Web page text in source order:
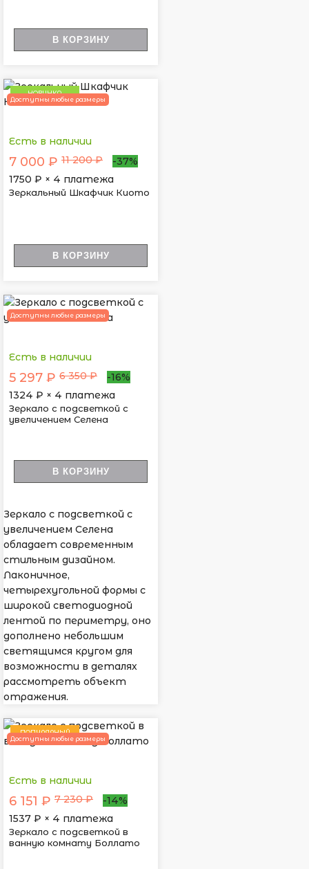
В КОРЗИНУ
НОВИНКА
Доступны любые размеры
Есть в наличии
7 000 ₽ 11 200 ₽
-37%
1750 ₽ × 4 платежа
Зеркальный Шкафчик Киото
В КОРЗИНУ
Доступны любые размеры
Есть в наличии
5 297 ₽ 6 350 ₽
-16%
1324 ₽ × 4 платежа
Зеркало с подсветкой с
увеличением Селена
В КОРЗИНУ
Зеркало с подсветкой с
увеличением Селена
обладает современным
стильным дизайном.
Лаконичное,
четырехугольной формы с
широкой светодиодной
лентой по периметру, оно
дополнено небольшим
светящимся кругом для
возможности в деталях
рассмотреть объект
отражения.
ПОПУЛЯРНЫЙ
Доступны любые размеры
Есть в наличии
6 151 ₽ 7 230 ₽
-14%
1537 ₽ × 4 платежа
Зеркало с подсветкой в
ванную комнату Боллато